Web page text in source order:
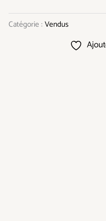
Catégorie : Vendus